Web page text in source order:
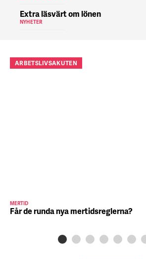
Extra läsvärt om lönen
NYHETER
ARBETSLIVSAKUTEN
MERTID
Får de runda nya mertidsreglerna?